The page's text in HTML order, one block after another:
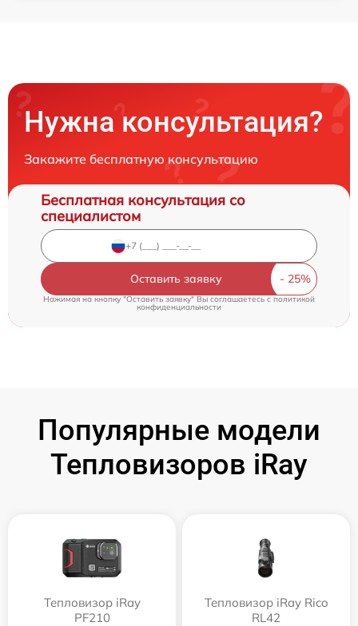
Нужна консультация?
Закажите бесплатную консультацию
Бесплатная консультация со
специалистом
Оставить заявку
Нажимая на кнопку "Оставить заявку" Вы соглашаетесь cполитикой
конфиденциальности
Популярные модели
Тепловизоров iRay
Тепловизор iRay
PF210
Тепловизор iRay Rico
RL42